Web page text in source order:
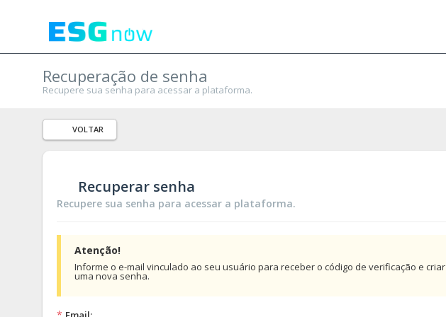
Recuperação de senha
Recupere sua senha para acessar a plataforma.
VOLTAR
Recuperar senha
Recupere sua senha para acessar a plataforma.
Atenção!
Informe o e-mail vinculado ao seu usuário para receber o código de verificação e criar
uma nova senha.